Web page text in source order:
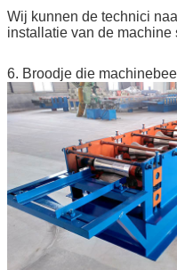
Wij kunnen de technici
installatie van de machine
6. Broodje die